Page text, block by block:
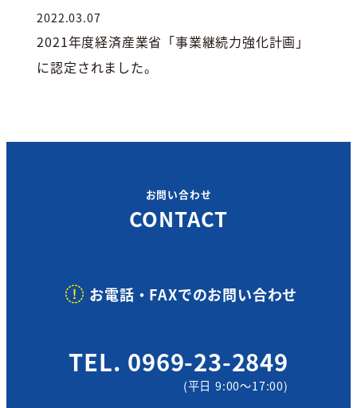
2021年度経済産業省「事業継続力強化計画」
に認定されました。
投稿日
2022.03.07
お問い合わせ
CONTACT
お電話・FAXでのお問い合わせ
TEL. 0969-23-2849
(平日 9:00～17:00)